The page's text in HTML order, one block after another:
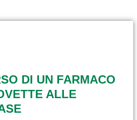
DI UN FARMACO
ALLE